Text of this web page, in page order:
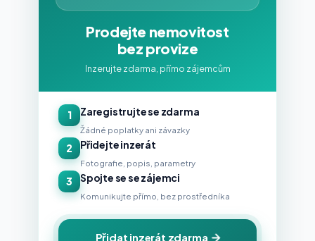
Prodejte nemovitost
bez provize
Inzerujte zdarma, přímo zájemcům
1 Zaregistrujte se zdarma
Žádné poplatky ani závazky
2 Přidejte inzerát
Fotografie, popis, parametry
3 Spojte se se zájemci
Komunikujte přímo, bez prostředníka
Přidat inzerát zdarma